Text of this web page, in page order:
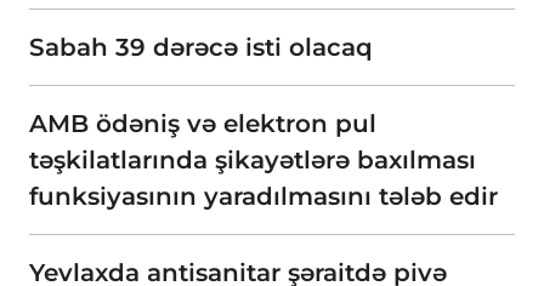
Sabah 39 dərəcə isti olacaq
AMB ödəniş və elektron pul
təşkilatlarında şikayətlərə baxılması
funksiyasının yaradılmasını tələb edir
Yevlaxda antisanitar şəraitdə pivə